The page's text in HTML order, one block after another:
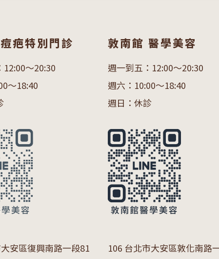
疤特別門診
12:00～20:30
～18:40
安區復興南路一段81
敦南館 醫學美容
週一到五：12:00～20:30
週六：10:00～18:40
週日：休診
106 台北市大安區敦化南路